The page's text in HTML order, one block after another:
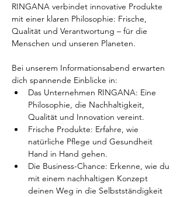
RINGANA verbindet innovative Produkte
mit einer klaren Philosophie: Frische,
Qualität und Verantwortung – für die
Menschen und unseren Planeten.
Bei unserem Informationsabend erwarten
dich spannende Einblicke in:
Das Unternehmen RINGANA: Eine
Philosophie, die Nachhaltigkeit,
Qualität und Innovation vereint.
Frische Produkte: Erfahre, wie
natürliche Pflege und Gesundheit
Hand in Hand gehen.
Die Business-Chance: Erkenne, wie du
mit einem nachhaltigen Konzept
deinen Weg in die Selbstständigkeit